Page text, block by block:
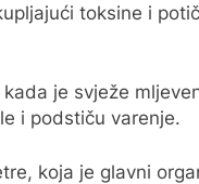
toksine i
je svježe
i podstiču varenje.
koja je glavni